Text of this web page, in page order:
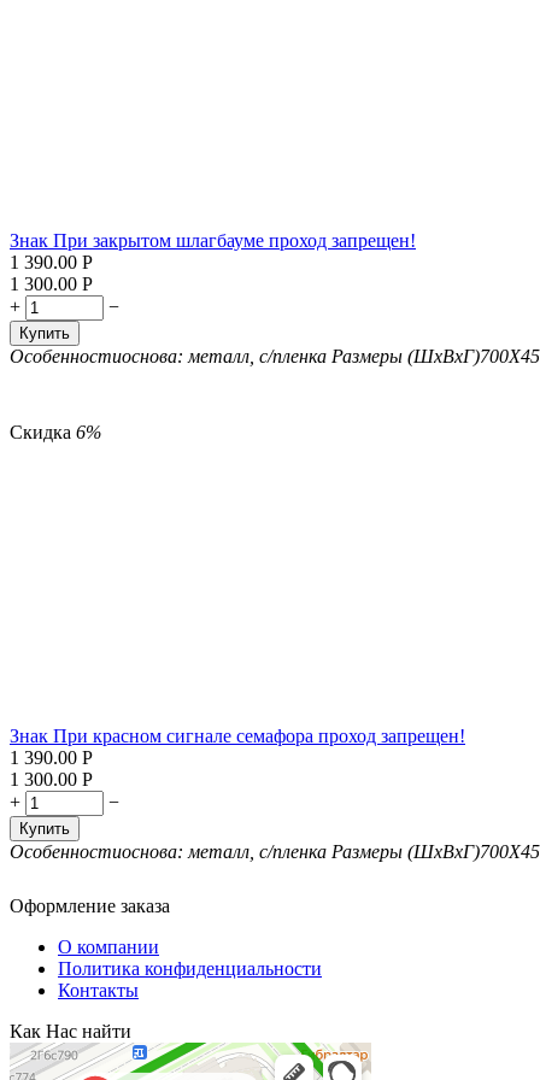
Знак При закрытом шлагбауме проход запрещен!
1 390.00 Р
1 300.00 Р
+
−
Купить
Особенностиоснова: металл, с/пленка Размеры (ШxВxГ)
Скидка 6%
Знак При красном сигнале семафора проход запрещен!
1 390.00 Р
1 300.00 Р
+
−
Купить
Особенностиоснова: металл, с/пленка Размеры (ШxВxГ)
Оформление заказа
О компании
Политика конфиденциальности
Контакты
Как Нас найти